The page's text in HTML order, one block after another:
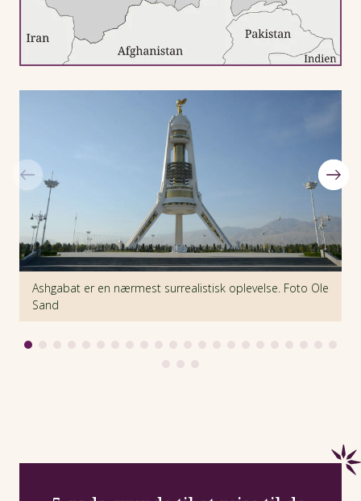
Ashgabat er en nærmest surrealistisk oplevelse. Foto Ole
Sand